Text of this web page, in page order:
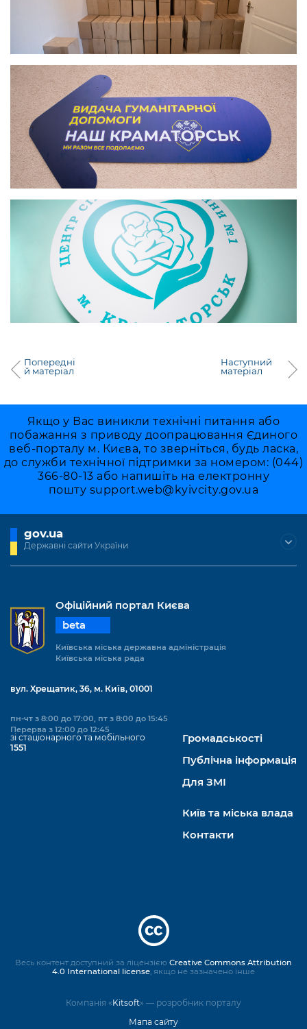
Попередні
й матеріал
Наступний
матеріал
Якщо у Вас виникли технічні питання або
побажання з приводу доопрацювання Єдиного
веб-порталу м. Києва, то зверніться, будь ласка,
до служби технічної підтримки за номером: (044)
366-80-13 або напишіть на електронну
пошту support.web@kyivcity.gov.ua
gov.ua
Державні сайти України
Офіційний портал Києва
beta
Київська міська державна адміністрація
Київська міська рада
вул. Хрещатик, 36, м. Київ, 01001
пн-чт з 8:00 до 17:00, пт з 8:00 до 15:45
Перерва з 12:00 до 12:45
зі стаціонарного та мобільного
1551
Громадськості
Публічна інформація
Для ЗМІ
Київ та міська влада
Контакти
Компанія «Kitsoft» — розробник порталу
Мапа сайту
Весь контент доступний за ліцензією Creative Commons Attribution
4.0 International license , якщо не зазначено інше